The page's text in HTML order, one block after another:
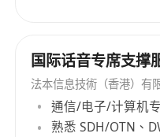
国际话音专席支撑
法本信息技術（香港）有
通信/电子/计算机
熟悉 SDH/OTN、